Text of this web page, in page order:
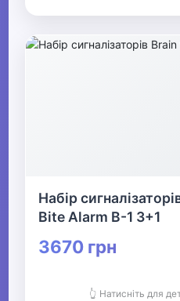
Набір
Bite Alarm B-1 3+1
3670 грн
👆 Натисніть для